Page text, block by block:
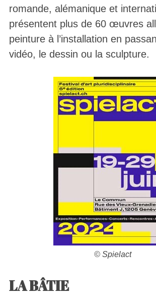
romande, alémanique et
présentent plus de 60 œuvres
peinture à l’installation en
vidéo, le dessin ou la sculpture.
© Spielact
LA BÂTIE